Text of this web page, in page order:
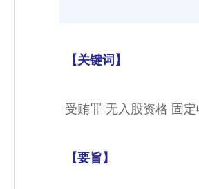
【关键词】
受贿罪 无入股资格 固
【要旨】